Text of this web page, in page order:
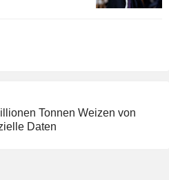
Tonnen Weizen von
Daten